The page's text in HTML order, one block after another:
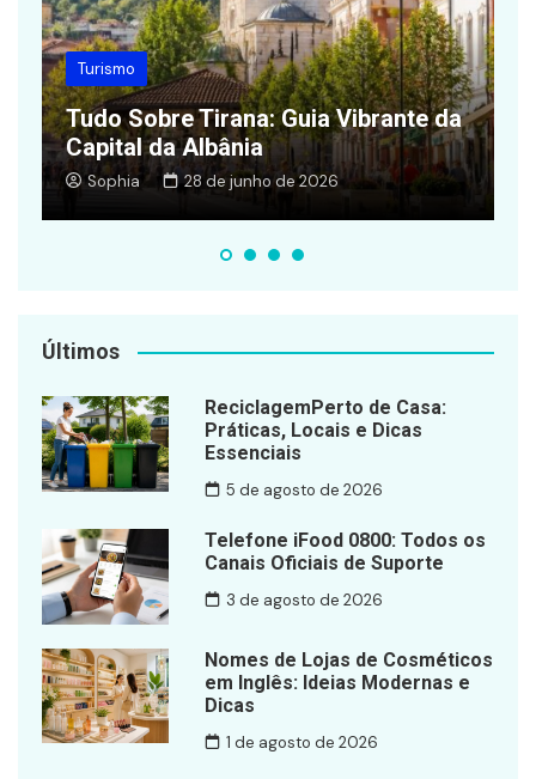
Turismo
Tudo Sobre Tirana: Guia Vibrante da
Capital da Albânia
Sophia 28 de junho de 2026
Últimos
ReciclagemPerto de Casa:
Práticas, Locais e Dicas
Essenciais
5 de agosto de 2026
Telefone iFood 0800: Todos os
Canais Oficiais de Suporte
3 de agosto de 2026
Nomes de Lojas de Cosméticos
em Inglês: Ideias Modernas e
Dicas
1 de agosto de 2026